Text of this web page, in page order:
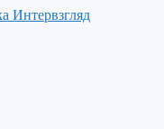
Интервзгляд